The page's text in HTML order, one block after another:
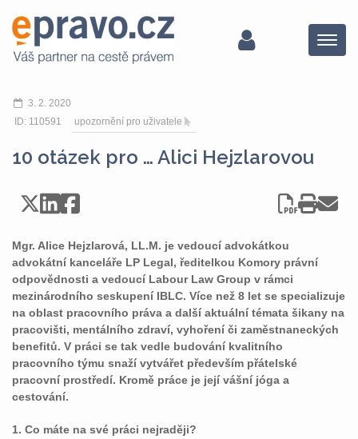
Menu
3. 2. 2020
ID: 110591
upozornění pro uživatele
10 otázek pro … Alici Hejzlarovou
Mgr. Alice Hejzlarová, LL.M. je vedoucí advokátkou
advokátní kanceláře LP Legal, ředitelkou Komory právní
odpovědnosti a vedoucí Labour Law Group v rámci
mezinárodního seskupení IBLC. Více než 8 let se specializuje
na oblast pracovního práva a další aktuální témata šikany na
pracovišti, mentálního zdraví, vyhoření či zaměstnaneckých
benefitů. V práci se tak vedle budování kvalitního
pracovního týmu snaží vytvářet především přátelské
pracovní prostředí. Kromě práce je její vášní jóga a
cestování.
1. Co máte na své práci nejraději?